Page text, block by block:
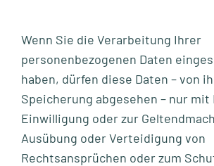
Wenn Sie die Verarbeitung Ihrer
personenbezogenen Daten
haben, dürfen diese Daten – von
Speicherung abgesehen – nur mit
Einwilligung oder zur
Ausübung oder Verteidigung von
Rechtsansprüchen oder zum